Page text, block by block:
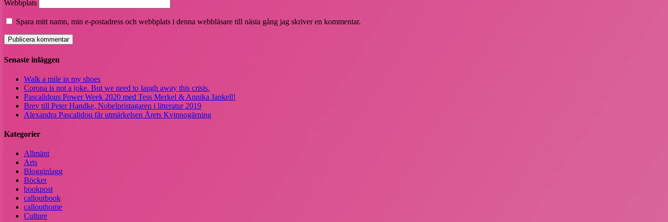
Webbplats
Spara mitt namn, min e-postadress och webbplats i denna webbläsare till nästa gång jag skriver en kommentar.
Senaste inläggen
Walk a mile in my shoes
Corona is not a joke. But we need to laugh away this crisis.
Pascalidous Power Week 2020 med Tess Merkel & Annika Jankell!
Brev till Peter Handke, Nobelpristagaren i litteratur 2019
Alexandra Pascalidou får utmärkelsen Årets Kvinnogärning
Kategorier
Allmänt
Arts
Blogginlagg
Böcker
bookpost
calloutbook
callouthome
Culture